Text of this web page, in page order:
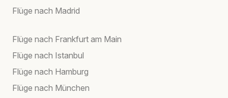
Flüge nach Madrid
Flüge nach Frankfurt am Main
Flüge nach Istanbul
Flüge nach Hamburg
Flüge nach München